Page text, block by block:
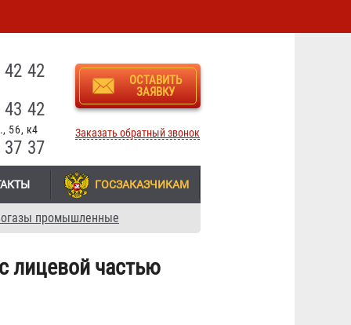
42
42
56, к4
37
ОСТАВИТЬ
ЗАЯВКУ
Заказать обратный звонок
ГОСЗАКАЗЧИКАМ
промышленные
лицевой частью